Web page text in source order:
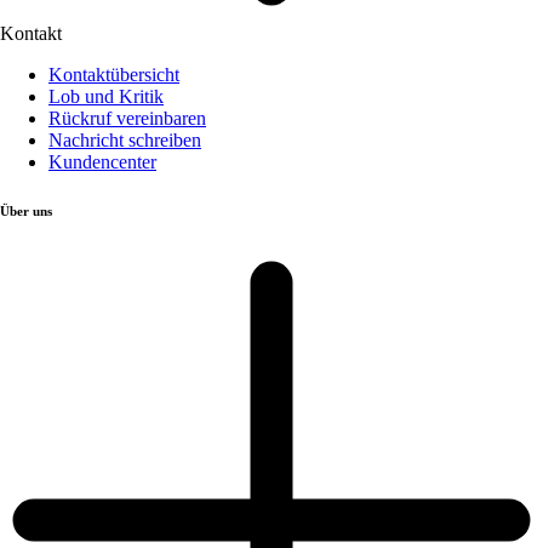
Kontakt
Kontaktübersicht
Lob und Kritik
Rückruf vereinbaren
Nachricht schreiben
Kundencenter
Über uns